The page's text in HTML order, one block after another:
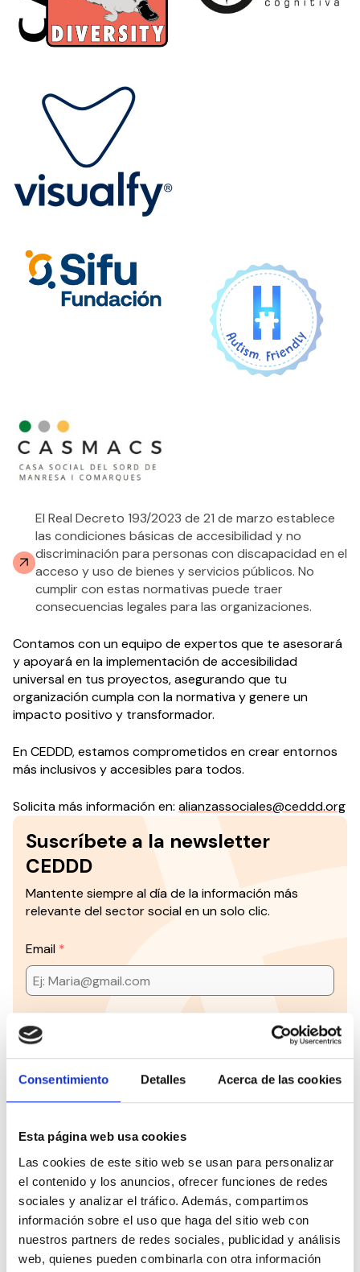
Consentimiento Detalles Acerca de las cookies
Esta página web usa cookies
Las cookies de este sitio web se usan para personalizar
el contenido y los anuncios, ofrecer funciones de redes
sociales y analizar el tráfico. Además, compartimos
información sobre el uso que haga del sitio web con
nuestros partners de redes sociales, publicidad y análisis
web, quienes pueden combinarla con otra información
Suscríbete a la newsletter
CEDDD
Mantente siempre al día de la información más
relevante del sector social en un solo clic.
Email
Los datos facilitados a través de este formulario serán
tratados por el CONSEJO ESPAÑOL PARA LA DEFENSA DE
LAS PERSONAS CON DISCAPACIDAD Y DEPENDENCIA
(CEDDD), con la finalidad de gestionar su suscripción y
remitirle comunicaciones informativas, novedades, noticias
y contenidos relacionados con nuestras actividades y
interesado (art. 6.1.a RGPD).
datos a través del correo electrónico: info@ceddd.org
Más información en nuestra Política de Privacidad.
He leído y acepto laspolíticas de privacidad
Suscribirme
¿Sabes todo lo que podemos
El Real Decreto 193/2023 de 21 de marzo establece
las condiciones básicas de accesibilidad y no
discriminación para personas con discapacidad en el
acceso y uso de bienes y servicios públicos. No
cumplir con estas normativas puede traer
consecuencias legales para las organizaciones.
Contamos con un equipo de expertos que te asesorará
y apoyará en la implementación de accesibilidad
universal en tus proyectos, asegurando que tu
organización cumpla con la normativa y genere un
impacto positivo y transformador.
En CEDDD, estamos comprometidos en crear entornos
más inclusivos y accesibles para todos.
Solicita más información en: alianzassociales@ceddd.org